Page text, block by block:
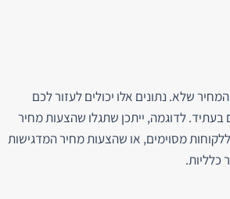
שלא. נתונים אלו יכולים לעזור לכם
לדוגמה, ייתכן שתגלו שהצעות מחיר
מסוימים, או שהצעות מחיר המדגישות
כלליות.